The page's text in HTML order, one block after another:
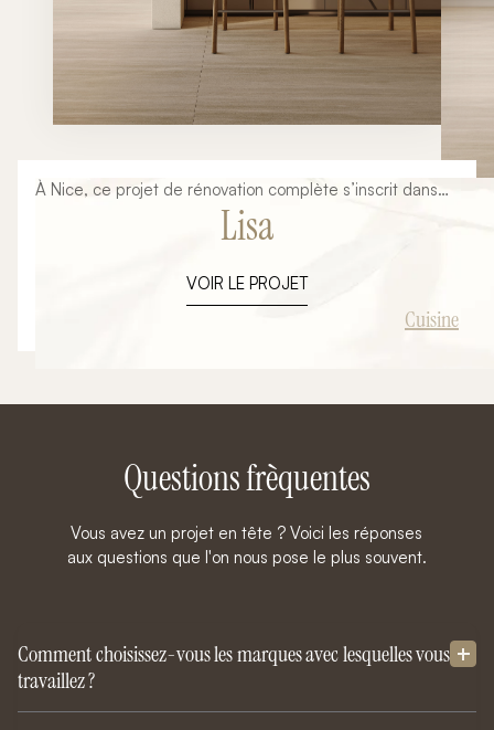
À Nice, ce projet de rénovation complète s’inscrit dans
une volonté de créer un espace de vie à la fois
fonctionnel, chaleureux et résolument contemporain.
aménagement a été entièrement conçu et réalisé par
Ambiance Signature, de la réflexion initiale jusqu’à la
Lisa
VOIR LE PROJET
Cuisine
Questions frèquentes
Vous avez un projet en tête ? Voici les réponses
aux questions que l'on nous pose le plus souvent.
Comment choisissez-vous les marques avec lesquelles vous
travaillez ?